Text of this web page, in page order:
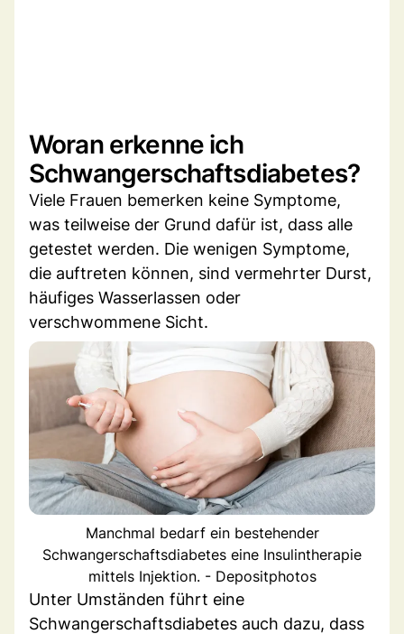
Woran erkenne ich
Schwangerschaftsdiabetes?
Viele Frauen bemerken keine Symptome,
was teilweise der Grund dafür ist, dass alle
getestet werden. Die wenigen Symptome,
die auftreten können, sind vermehrter Durst,
häufiges Wasserlassen oder
verschwommene Sicht.
Manchmal bedarf ein bestehender
Schwangerschaftsdiabetes eine Insulintherapie
mittels Injektion. - Depositphotos
Unter Umständen führt eine
Schwangerschaftsdiabetes auch dazu, dass